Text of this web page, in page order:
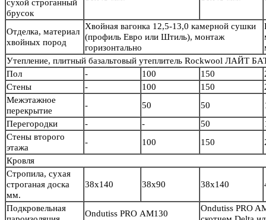
сухой строганный
брусок
Отделка, материал
хвойных пород
Хвойная вагонка 12,5-13,0 камерной сушки
(профиль Евро или Штиль), монтаж
горизонтально
Утепление, плитный базальтовый утеплитель Rockwool ЛАЙТ
Пол
- 100 150
Стены
- 100 150
Межэтажное
перекрытие
- 50 50
Перегородки
- - 50
Стены второго
этажа
- 100 150
Кровля
Стропила, сухая
строганая доска
мм.
38х140 38х90 38х140
Подкровельная
Ondutiss PRO АМ130
Ondutiss PRO